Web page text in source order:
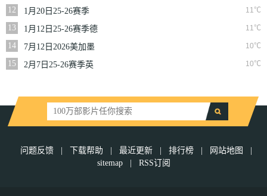
超第25轮伯恩利VS西
汉姆联
12 11℃
1月20日25-26赛季
NBA常规赛快船VS
奇才
13 11℃
1月12日25-26赛季德
甲第16轮拜仁慕尼黑
VS沃尔夫斯堡
14 10℃
7月12日2026美加墨
世界杯四分之一决赛
挪威VS英格兰
15 10℃
2月7日25-26赛季英
问题反馈 下载帮助 最近更新 排行榜 网站地图
sitemap
RSS订阅